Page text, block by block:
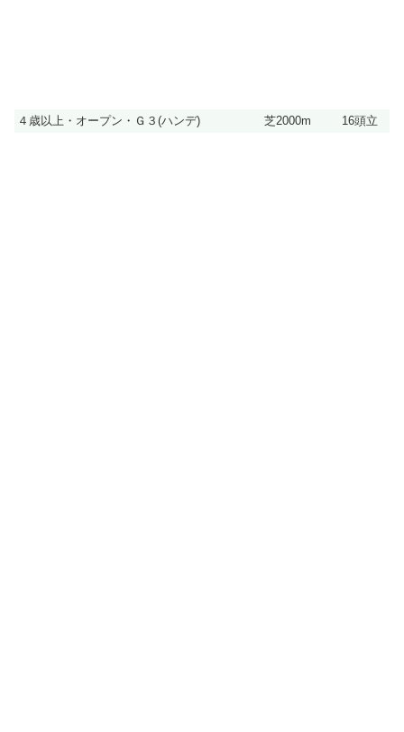
４歳以上・オープン・Ｇ３(ハンデ) 芝2000m 16頭立